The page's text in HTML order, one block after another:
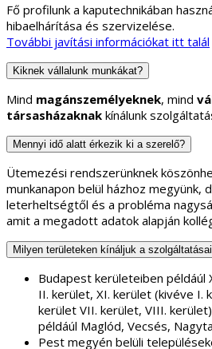
Fő profilunk a kaputechnikában
hibaelhárítása és szervizelése.
További javítási információkat itt talál
Kiknek vállalunk munkákat?
Mind magánszemélyeknek, mind
társasházaknak kínálunk
Mennyi idő alatt érkezik ki a szerelő?
Ütemezési rendszerünknek
munkanapon belül házhoz megyünk,
leterheltségtől és a probléma
amit a megadott adatok alapján
Milyen területeken kínáljuk a
Budapest kerületeiben példáúl
II. kerület, XI. kerület (kivéve I.
kerület VII. kerület, VIII.
példáúl Maglód, Vecsés,
Pest megyén belüli